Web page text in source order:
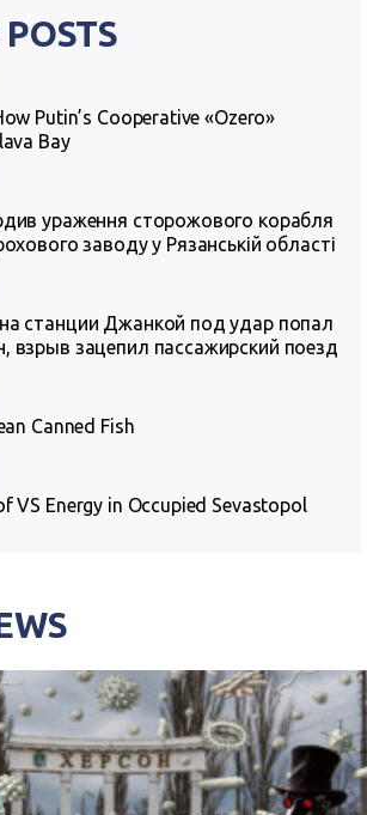
Putin’s Cooperative «Ozero»
Bay
ураження сторожового корабля
заводу у Рязанській області
станции Джанкой под удар попал
взрыв зацепил пассажирский поезд
Canned Fish
VS Energy in Occupied Sevastopol